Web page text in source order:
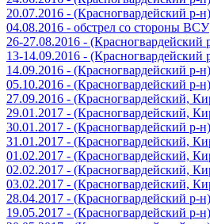
20.07.2016 - (Красногвардейский р-
04.08.2016 - обстрел со стороны ВСУ
26-27.08.2016 -
13-14.09.2016 -
14.09.2016 - (Красногвардейский р-
05.10.2016 - (Красногвардейский р-
27.09.2016 - (Красногвардейский,
29.01.2017 - (Красногвардейский,
30.01.2017 - (Красногвардейский
31.01.2017 - (Красногвардейский,
01.02.2017 - (Красногвардейский,
02.02.2017 - (Красногвардейский,
03.02.2017 - (Красногвардейский,
28.04.2017 - (Красногвардейский р-
19.05.2017 - (Красногвардейский р-